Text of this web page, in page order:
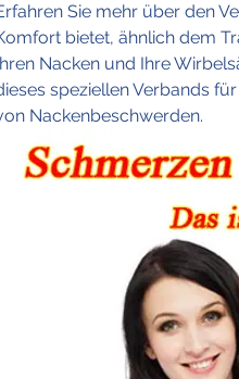
Sie mehr über den
bietet, ähnlich dem
Nacken und Ihre
speziellen Verbands
Nackenbeschwerden.